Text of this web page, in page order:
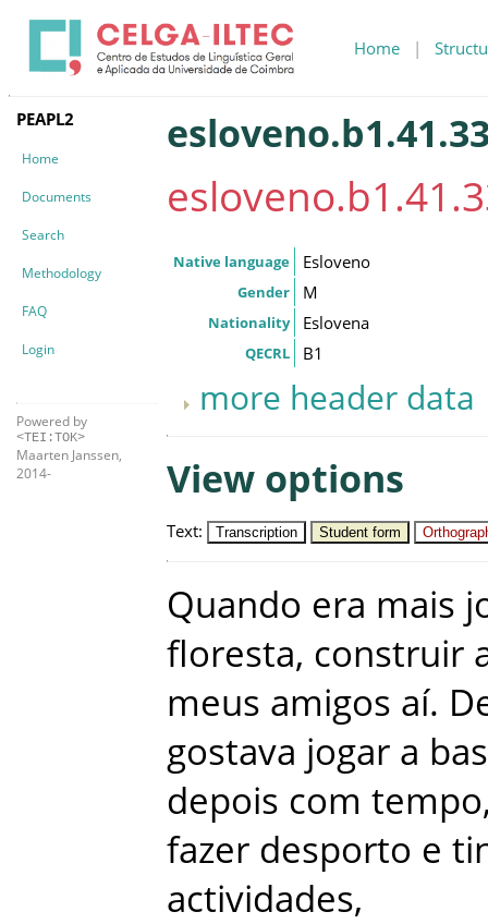
Home |
PEAPL2
Home
Documents
Search
Methodology
FAQ
Login
Powered by
<TEI:TOK>
Maarten Janssen,
2014-
Native language Esloveno
Gender M
Nationality Eslovena
QECRL B1
more header data
View options
Text: Transcription Student form
Quando era mais
floresta, construir
meus amigos aí.
gostava jogar a
depois com tempo
fazer desporto e
actividades,